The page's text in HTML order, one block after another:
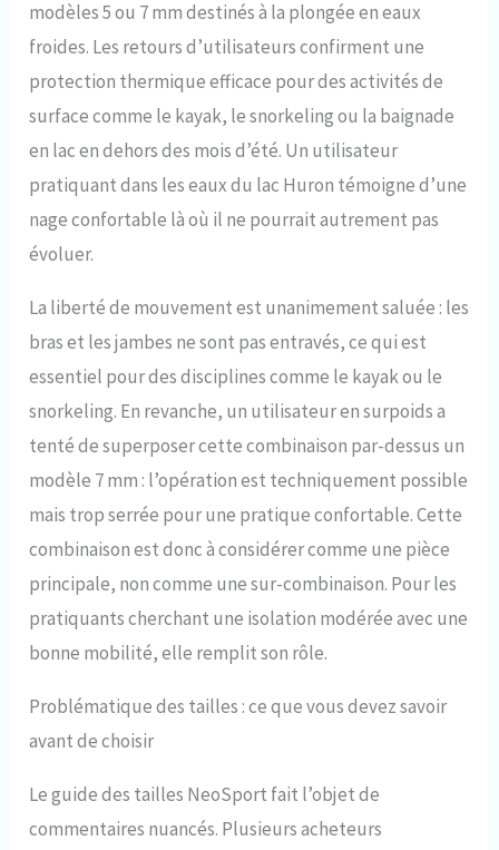
modèles 5 ou 7 mm destinés à la plongée en eaux
froides. Les retours d’utilisateurs confirment une
protection thermique efficace pour des activités de
surface comme le kayak, le snorkeling ou la baignade
en lac en dehors des mois d’été. Un utilisateur
pratiquant dans les eaux du lac Huron témoigne d’une
nage confortable là où il ne pourrait autrement pas
évoluer.
La liberté de mouvement est unanimement saluée : les
bras et les jambes ne sont pas entravés, ce qui est
essentiel pour des disciplines comme le kayak ou le
snorkeling. En revanche, un utilisateur en surpoids a
tenté de superposer cette combinaison par-dessus un
modèle 7 mm : l’opération est techniquement possible
mais trop serrée pour une pratique confortable. Cette
combinaison est donc à considérer comme une pièce
principale, non comme une sur-combinaison. Pour les
pratiquants cherchant une isolation modérée avec une
bonne mobilité, elle remplit son rôle.
Problématique des tailles : ce que vous devez savoir
avant de choisir
Le guide des tailles NeoSport fait l’objet de
commentaires nuancés. Plusieurs acheteurs